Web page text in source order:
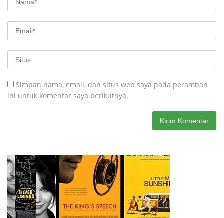
Simpan nama, email, dan situs web saya pada peramban
ini untuk komentar saya berikutnya.